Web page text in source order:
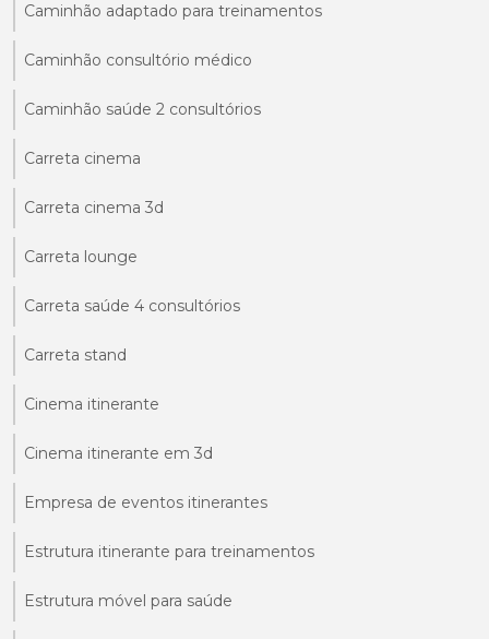
Caminhão adaptado para treinamentos
Caminhão consultório médico
Caminhão saúde 2 consultórios
Carreta cinema
Carreta cinema 3d
Carreta lounge
Carreta saúde 4 consultórios
Carreta stand
Cinema itinerante
Cinema itinerante em 3d
Empresa de eventos itinerantes
Estrutura itinerante para treinamentos
Estrutura móvel para saúde